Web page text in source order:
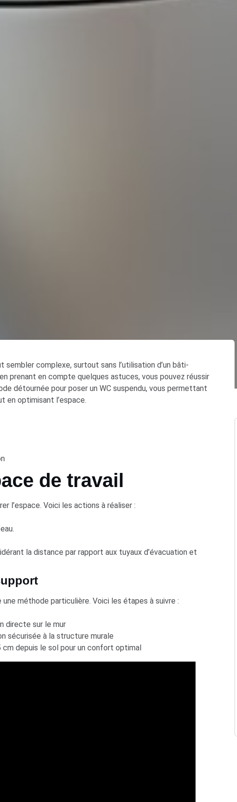
sembler complexe, surtout sans l’utilisation d’un bâti-
prenant en compte quelques astuces, vous pouvez réussir
détournée pour poser un WC suspendu, vous permettant
en optimisant l’espace.
de travail
l’espace. Voici les actions à réaliser :
la distance par rapport aux tuyaux d’évacuation et
méthode particulière. Voici les étapes à suivre :
directe sur le mur
sécurisée à la structure murale
depuis le sol pour un confort optimal